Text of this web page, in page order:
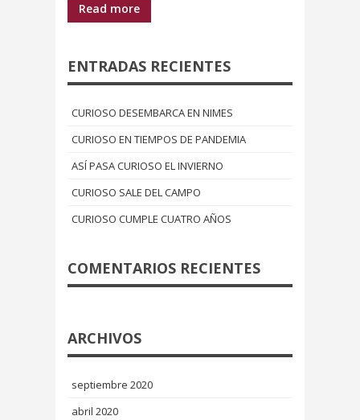
Read more
ENTRADAS RECIENTES
CURIOSO DESEMBARCA EN NIMES
CURIOSO EN TIEMPOS DE PANDEMIA
ASÍ PASA CURIOSO EL INVIERNO
CURIOSO SALE DEL CAMPO
CURIOSO CUMPLE CUATRO AÑOS
COMENTARIOS RECIENTES
ARCHIVOS
septiembre 2020
abril 2020